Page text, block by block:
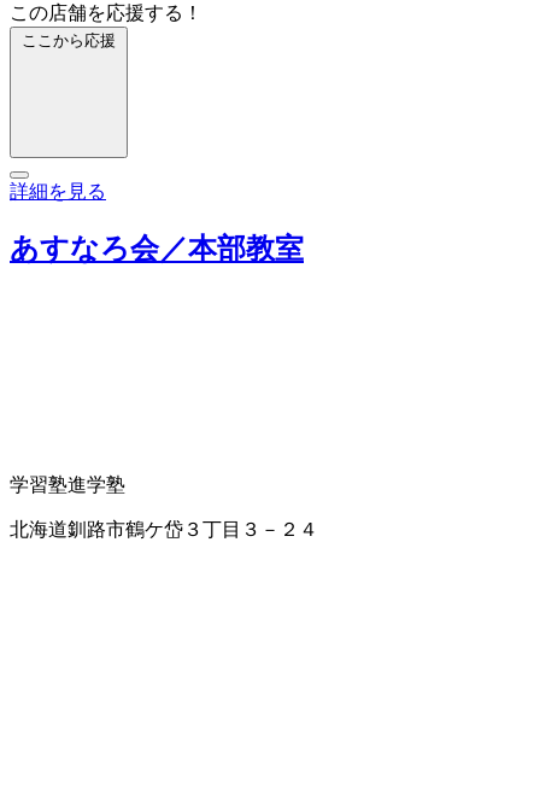
この店舗を応援する！
ここから応援
詳細を見る
あすなろ会／本部教室
学習塾進学塾
北海道釧路市鶴ケ岱３丁目３－２４